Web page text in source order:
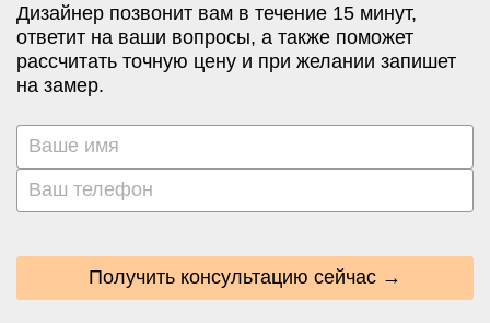
Дизайнер позвонит вам в течение 15 минут,
ответит на ваши вопросы, а также поможет
рассчитать точную цену и при желании запишет
на замер.
Получить консультацию сейчас →